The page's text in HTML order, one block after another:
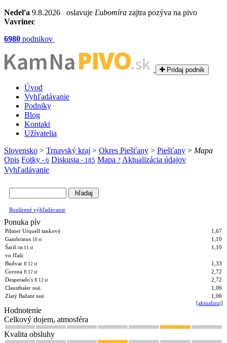
Nedeľa 9.8.2026 oslavuje Ľubomíra zajtra pozýva na pivo
Vavrinec
6980 podnikov
Kam NaPIVO.sk Pridaj podnik
Úvod
Vyhľadávanie
Podniky
Blog
Kontakt
Užívatelia
Slovensko > Trnavský kraj > Okres Piešťany > Piešťany > Mapa
Opis Fotky - 6 Diskusia - 185 Mapa ? Aktualizácia údajov
Vyhľadávanie
Rozšírené výhľadávanie
Ponuka pív
Pilsner Urquell tankový
1,67
Gambrinus 10 st
1,10
Šariš tm 11 st
1,10
vo fľaši:
Budvar fl 12 st
1,33
Corona fl 12 st
2,72
Desperado's fl 12 st
2,72
Clausthaler neal.
1,06
Zlatý Bažant neal.
1,06
[aktualizuj]
Hodnotenie
Celkový dojem, atmosféra
Kvalita obsluhy